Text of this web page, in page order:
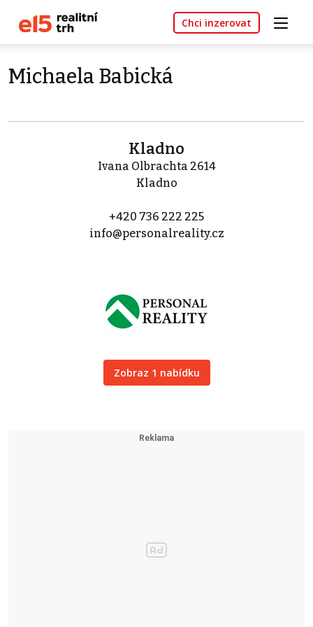
Chci inzerovat
Michaela Babická
Kladno
Ivana Olbrachta 2614
Kladno
+420 736 222 225
info@personalreality.cz
Zobraz 1 nabídku